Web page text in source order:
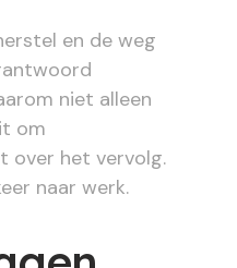
en de weg
niet alleen
om
over het vervolg.
naar werk.